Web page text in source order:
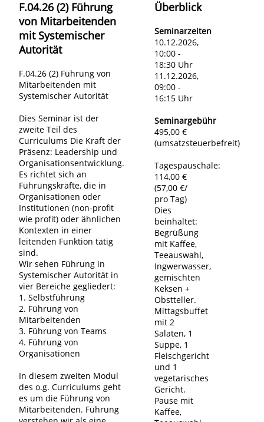
F.04.26 (2) Führung
von Mitarbeitenden
mit Systemischer
Autorität
F.04.26 (2) Führung von
Mitarbeitenden mit
Systemischer Autorität
Dies Seminar ist der
zweite Teil des
Curriculums Die Kraft der
Präsenz: Leadership und
Organisationsentwicklung.
Es richtet sich an
Führungskräfte, die in
Organisationen oder
Institutionen (non-profit
wie profit) oder ähnlichen
Kontexten in einer
leitenden Funktion tätig
sind.
Wir sehen Führung in
Systemischer Autorität in
vier Bereiche gegliedert:
1. Selbstführung
2. Führung von
Mitarbeitenden
3. Führung von Teams
4. Führung von
Organisationen
In diesem zweiten Modul
des o.g. Curriculums geht
es um die Führung von
Mitarbeitenden. Führung
Überblick
Seminarzeiten
10.12.2026,
10:00 -
18:30 Uhr
11.12.2026,
09:00 -
16:15 Uhr
Seminargebühr
495,00 €
(umsatzsteuerbefreit)
Tagespauschale:
114,00 €
(57,00 €/
pro Tag)
Dies
beinhaltet:
Begrüßung
mit Kaffee,
Teeauswahl,
Ingwerwasser,
gemischten
Keksen +
Obstteller.
Mittagsbuffet
mit 2
Salaten, 1
Suppe, 1
Fleischgericht
und 1
vegetarisches
Gericht.
Pause mit
Kaffee,